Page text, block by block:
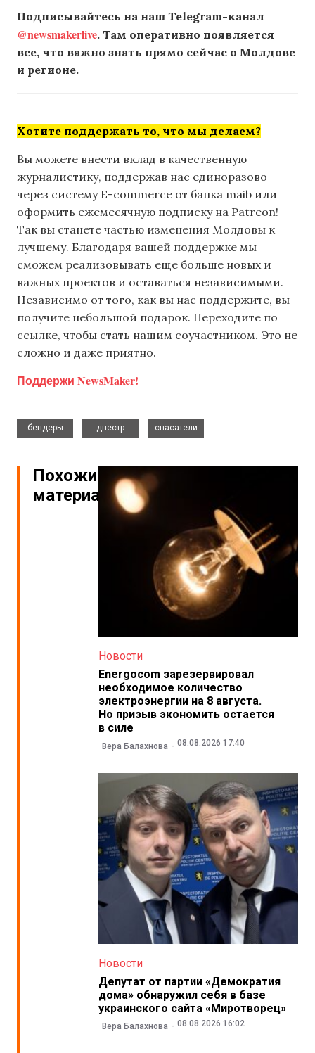
Подписывайтесь на наш Telegram-канал
@newsmakerlive. Там оперативно появляется
все, что важно знать прямо сейчас о Молдове
и регионе.
Хотите поддержать то, что мы делаем?
Вы можете внести вклад в качественную
журналистику, поддержав нас единоразово
через систему E-commerce от банка maib или
оформить ежемесячную подписку на Patreon!
Так вы станете частью изменения Молдовы к
лучшему. Благодаря вашей поддержке мы
сможем реализовывать еще больше новых и
важных проектов и оставаться независимыми.
Независимо от того, как вы нас поддержите, вы
получите небольшой подарок. Переходите по
ссылке, чтобы стать нашим соучастником. Это не
сложно и даже приятно.
Поддержи NewsMaker!
бендеры
днестр
спасатели
Похожие
материалы
Новости
Energocom зарезервировал
необходимое количество
электроэнергии на 8 августа.
Но призыв экономить остается
в силе
Вера Балахнова 08.08.2026 17:40
Новости
Депутат от партии «Демократия
дома» обнаружил себя в базе
украинского сайта «Миротворец»
Вера Балахнова 08.08.2026 16:02